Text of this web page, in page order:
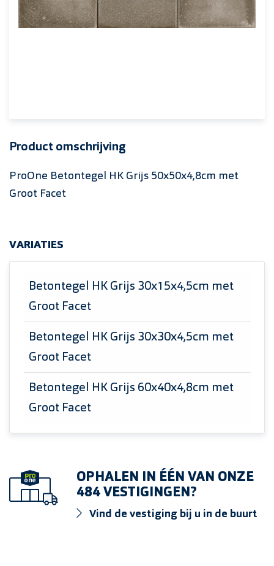
Product omschrijving
ProOne Betontegel HK Grijs 50x50x4,8cm met
Groot Facet
VARIATIES
Betontegel HK Grijs 30x15x4,5cm met
Groot Facet
Betontegel HK Grijs 30x30x4,5cm met
Groot Facet
Betontegel HK Grijs 60x40x4,8cm met
Groot Facet
OPHALEN IN ÉÉN VAN ONZE
484 VESTIGINGEN?
Vind de vestiging bij u in de buurt